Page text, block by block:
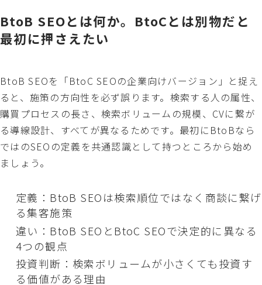
BtoB SEOとは何か。BtoCとは別物だと
最初に押さえたい
BtoB SEOを「BtoC SEOの企業向けバージョン」と捉え
ると、施策の方向性を必ず誤ります。検索する人の属性、
購買プロセスの長さ、検索ボリュームの規模、CVに繋が
る導線設計、すべてが異なるためです。最初にBtoBなら
ではのSEOの定義を共通認識として持つところから始め
ましょう。
定義：BtoB SEOは検索順位ではなく商談に繋げ
る集客施策
違い：BtoB SEOとBtoC SEOで決定的に異なる
4つの観点
投資判断：検索ボリュームが小さくても投資す
る価値がある理由